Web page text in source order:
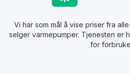
Vi har som mål å vise priser fra
selger varmepumper. Tjenesten er
for